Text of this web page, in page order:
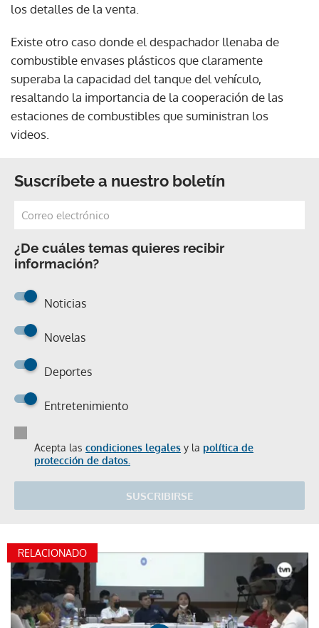
los detalles de la venta.
Existe otro caso donde el despachador llenaba de
combustible envases plásticos que claramente
superaba la capacidad del tanque del vehículo,
resaltando la importancia de la cooperación de las
estaciones de combustibles que suministran los
videos.
Suscríbete a nuestro boletín
¿De cuáles temas quieres recibir
información?
Noticias
Novelas
Deportes
Entretenimiento
Acepta las condiciones legales y la política de
protección de datos.
SUSCRIBIRSE
RELACIONADO